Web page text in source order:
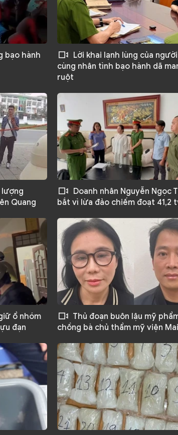
bạo hành
Lời khai lạnh lùng của
cùng nhân tình bạo hành dã
ruột
Quang
Doanh nhân Nguyễn Ngọc
bắt vì lừa đảo chiếm đoạt 41,2
ổ nhóm
đạn
Thủ đoạn buôn lậu mỹ
chồng bà chủ thẩm mỹ viện